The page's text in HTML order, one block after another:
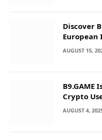
Discover
European
AUGUST 15,
B9.GAME
Crypto
They
AUGUST 4,